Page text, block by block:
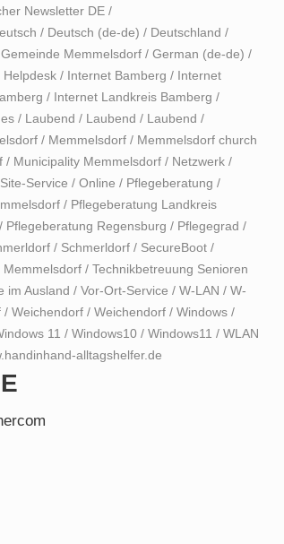
Newsletter DE /
/ Deutsch (de-de) / Deutschland /
Gemeinde Memmelsdorf / German (de-de) /
Helpdesk / Internet Bamberg / Internet
/ Internet Landkreis Bamberg /
/ Laubend / Laubend / Laubend /
/ Memmelsdorf / Memmelsdorf church
/ Municipality Memmelsdorf / Netzwerk /
Service / Online / Pflegeberatung /
/ Pflegeberatung Landkreis
/ Pflegeberatung Regensburg / Pflegegrad /
/ Schmerldorf / SecureBoot /
Memmelsdorf / Technikbetreuung Senioren
im Ausland / Vor-Ort-Service / W-LAN / W-
/ Weichendorf / Weichendorf / Windows /
11 / Windows10 / Windows11 / WLAN
alltagshelfer.de